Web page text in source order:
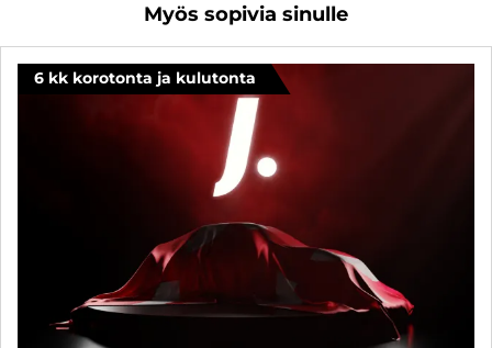
Myös sopivia sinulle
6 kk korotonta ja kulutonta